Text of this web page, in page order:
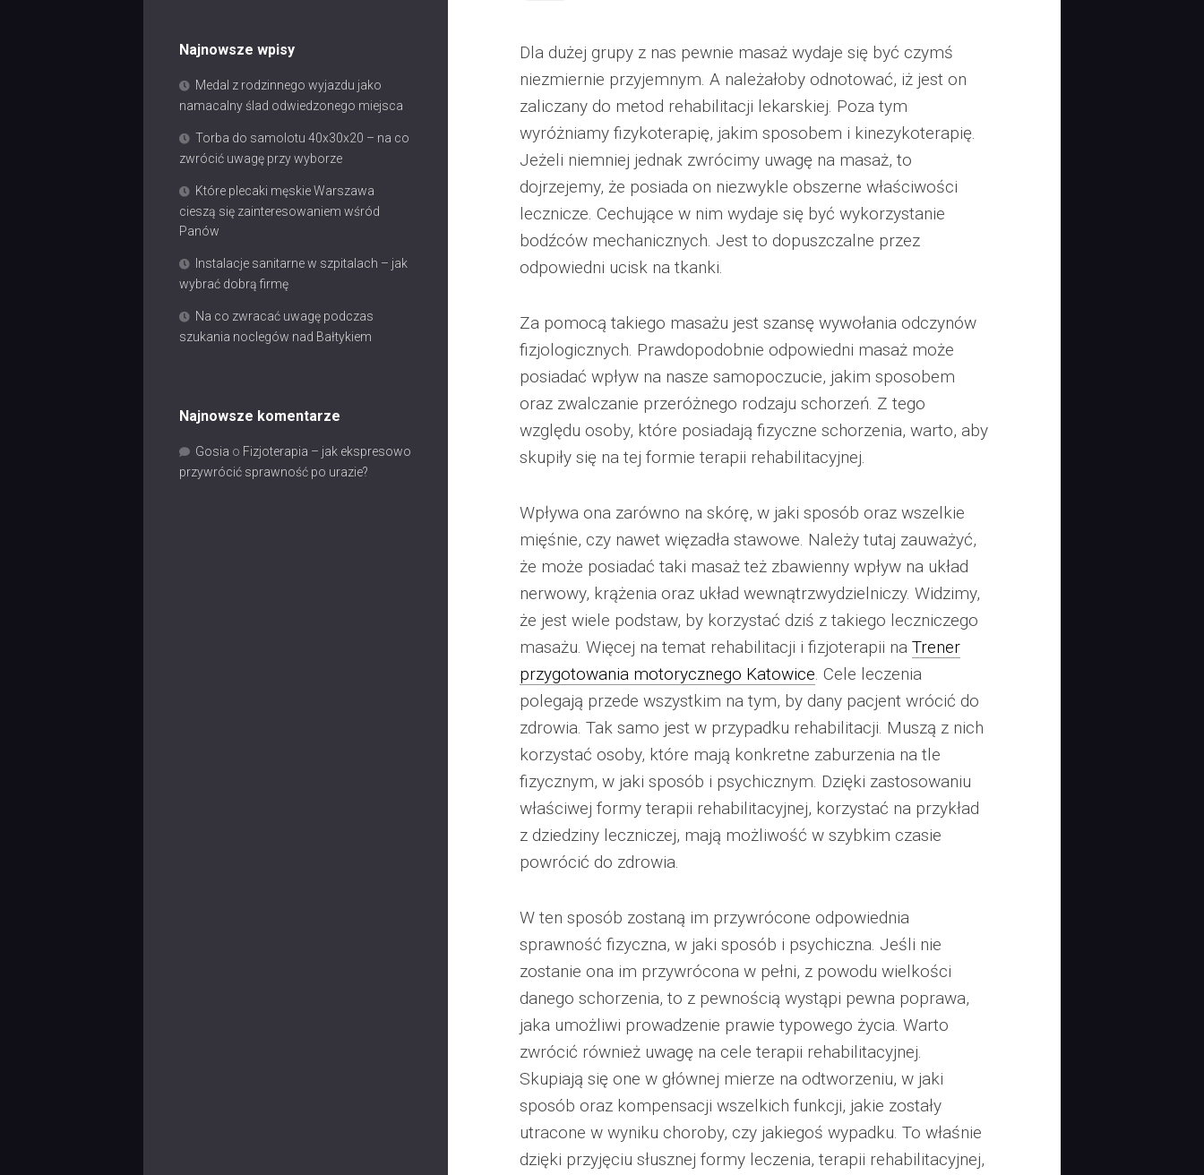
Najnowsze wpisy
Medal z rodzinnego wyjazdu jako
namacalny ślad odwiedzonego miejsca
Torba do samolotu 40x30x20 – na co
zwrócić uwagę przy wyborze
Które plecaki męskie Warszawa
cieszą się zainteresowaniem wśród
Panów
Instalacje sanitarne w szpitalach – jak
wybrać dobrą firmę
Na co zwracać uwagę podczas
szukania noclegów nad Bałtykiem
Najnowsze komentarze
Gosia o Fizjoterapia – jak ekspresowo
przywrócić sprawność po urazie?
Dla dużej grupy z nas pewnie masaż wydaje się być czymś
niezmiernie przyjemnym. A należałoby odnotować, iż jest on
zaliczany do metod rehabilitacji lekarskiej. Poza tym
wyróżniamy fizykoterapię, jakim sposobem i kinezykoterapię.
Jeżeli niemniej jednak zwrócimy uwagę na masaż, to
dojrzejemy, że posiada on niezwykle obszerne właściwości
lecznicze. Cechujące w nim wydaje się być wykorzystanie
bodźców mechanicznych. Jest to dopuszczalne przez
odpowiedni ucisk na tkanki.
Za pomocą takiego masażu jest szansę wywołania odczynów
fizjologicznych. Prawdopodobnie odpowiedni masaż może
posiadać wpływ na nasze samopoczucie, jakim sposobem
oraz zwalczanie przeróżnego rodzaju schorzeń. Z tego
względu osoby, które posiadają fizyczne schorzenia, warto, aby
skupiły się na tej formie terapii rehabilitacyjnej.
Wpływa ona zarówno na skórę, w jaki sposób oraz wszelkie
mięśnie, czy nawet więzadła stawowe. Należy tutaj zauważyć,
że może posiadać taki masaż też zbawienny wpływ na układ
nerwowy, krążenia oraz układ wewnątrzwydzielniczy. Widzimy,
że jest wiele podstaw, by korzystać dziś z takiego leczniczego
masażu. Więcej na temat rehabilitacji i fizjoterapii na Trener
przygotowania motorycznego Katowice. Cele leczenia
polegają przede wszystkim na tym, by dany pacjent wrócić do
zdrowia. Tak samo jest w przypadku rehabilitacji. Muszą z nich
korzystać osoby, które mają konkretne zaburzenia na tle
fizycznym, w jaki sposób i psychicznym. Dzięki zastosowaniu
właściwej formy terapii rehabilitacyjnej, korzystać na przykład
z dziedziny leczniczej, mają możliwość w szybkim czasie
powrócić do zdrowia.
W ten sposób zostaną im przywrócone odpowiednia
sprawność fizyczna, w jaki sposób i psychiczna. Jeśli nie
zostanie ona im przywrócona w pełni, z powodu wielkości
danego schorzenia, to z pewnością wystąpi pewna poprawa,
jaka umożliwi prowadzenie prawie typowego życia. Warto
zwrócić również uwagę na cele terapii rehabilitacyjnej.
Skupiają się one w głównej mierze na odtworzeniu, w jaki
sposób oraz kompensacji wszelkich funkcji, jakie zostały
utracone w wyniku choroby, czy jakiegoś wypadku. To właśnie
dzięki przyjęciu słusznej formy leczenia, terapii rehabilitacyjnej,